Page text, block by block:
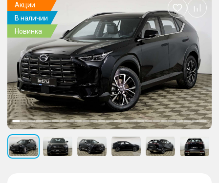
Акции
В наличии
Новинка
Добавить
в
избранное